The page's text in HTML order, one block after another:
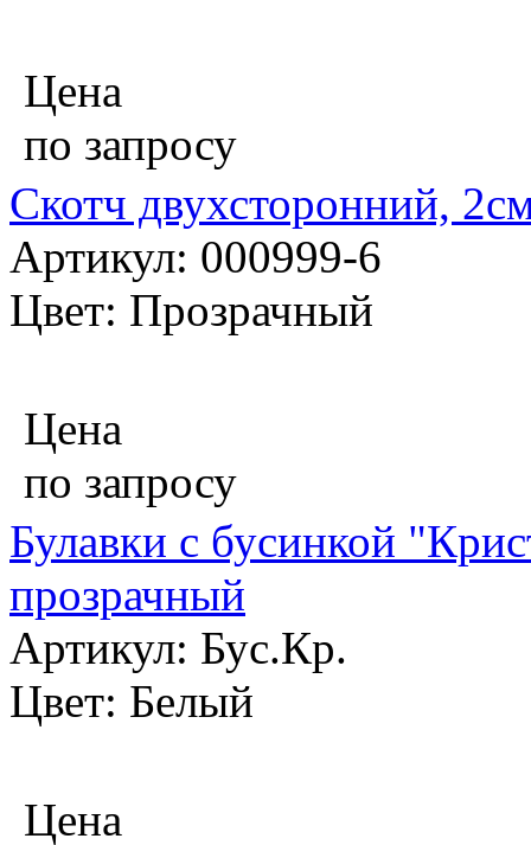
Цена
по запросу
Скотч двухсторонний,
Артикул: 000999-6
Цвет: Прозрачный
Цена
по запросу
Булавки с бусинкой
прозрачный
Артикул: Бус.Кр.
Цвет: Белый
Цена